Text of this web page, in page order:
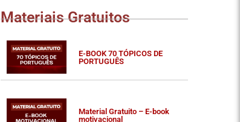
Materiais Gratuitos
E-BOOK 70 TÓPICOS DE
PORTUGUÊS
Material Gratuito – E-book
motivacional